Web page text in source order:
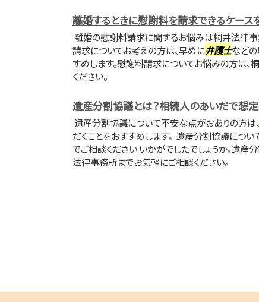
離婚するときに慰謝料を請求できるケース
離婚の慰謝料請求に関するお悩みは桐井法律
請求についてお考えの方は、早めに弁護士など
すめします。慰謝料請求についてお悩みの方は
ください。
遺産分割協議とは？相続人のあいだで想
遺産分割協議について不安な点がおありの方は、
だくことをおすすめします。 遺産分割協議につ
でご相談ください いかがでしたでしょうか。遺産
法律事務所までお気軽にご相談ください。